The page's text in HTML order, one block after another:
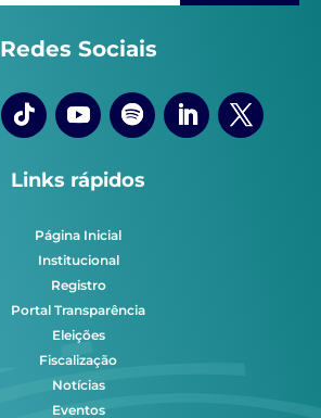
Redes Sociais
Links rápidos
Página Inicial
Institucional
Registro
Portal Transparência
Eleições
Fiscalização
Notícias
Eventos